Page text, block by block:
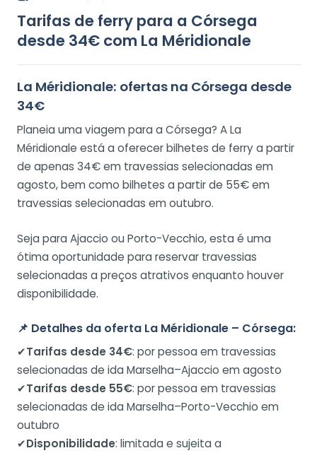
Tarifas de ferry para a Córsega
desde 34€ com La Méridionale
La Méridionale: ofertas na Córsega desde
34€
Planeia uma viagem para a Córsega? A La
Méridionale está a oferecer bilhetes de ferry a partir
de apenas 34€ em travessias selecionadas em
agosto, bem como bilhetes a partir de 55€ em
travessias selecionadas em outubro.
Seja para Ajaccio ou Porto-Vecchio, esta é uma
ótima oportunidade para reservar travessias
selecionadas a preços atrativos enquanto houver
disponibilidade.
📌 Detalhes da oferta La Méridionale – Córsega:
✔Tarifas desde 34€: por pessoa em travessias
selecionadas de ida Marselha–Ajaccio em agosto
✔Tarifas desde 55€: por pessoa em travessias
selecionadas de ida Marselha–Porto-Vecchio em
outubro
✔Disponibilidade: limitada e sujeita a